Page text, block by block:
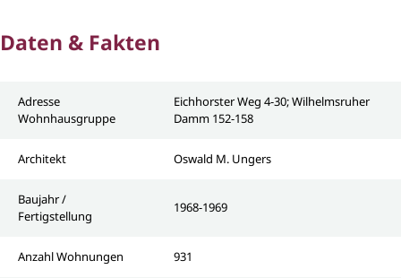
Daten & Fakten
Adresse
Wohnhausgruppe
Eichhorster Weg 4-30; Wilhelmsruher
Damm 152-158
Architekt Oswald M. Ungers
Baujahr /
Fertigstellung
1968-1969
Anzahl Wohnungen 931